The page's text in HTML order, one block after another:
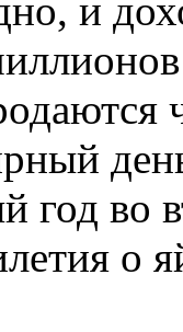
и
год во
о